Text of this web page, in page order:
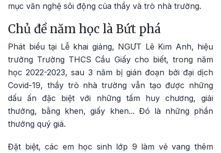
mục văn nghệ sôi động của thầy và trò nhà trường.
Chủ đề năm học là Bứt phá
Phát biểu tại Lễ khai giảng, NGƯT Lê Kim Anh, hiệu
trưởng Trường THCS Cầu Giấy cho biết, trong năm
học 2022-2023, sau 3 năm bị gián đoạn bởi đại dịch
Covid-19, thầy trò nhà trường vẫn tạo được những
dấu ấn đặc biệt với những tấm huy chương, giải
thưởng, bằng khen, giấy khen... Đó là những phần
thưởng quý giá.
Đặt biệt, các em học sinh lớp 9 làm vẻ vang thêm